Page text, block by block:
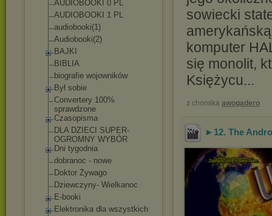
AUDIOBOOKI 0 PL
AUDIOBOOKI 1 PL
audiobooki(1)
Audiobooki(2)
BAJKI
BIBLIA
biografie wojowników
Był sobie
Convertery 100%
sprawdzone
Czasopisma
DLA DZIECI SUPER-
OGROMNY WYBÓR
Dni tygodnia
dobranoc - nowe
Doktor Żywago
Dziewczyny- Wielkanoc
E-booki
Elektronika dla wszystkich
sowiecki
komputer
się monolit,
Księżycu...
z chomika awogadero
►12. The